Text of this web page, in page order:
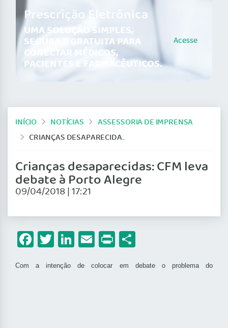
Prescrição Eletrônica
UMA SOLUÇÃO SIMPLES,
SEGURA E GRATUITA PARA
CONECTAR MÉDICOS,
PACIENTES E FARMACÊUTICOS.
Acesse
INÍCIO NOTÍCIAS
ASSESSORIA DE IMPRENSA
CRIANÇAS DESAPARECIDAS: CFM LEVA DEBATE À PORTO ALEGRE
Crianças desaparecidas: CFM leva
debate à Porto Alegre
09/04/2018 | 17:21
Facebook
Twitter
LinkedIn
Email
Print
Com a intenção de colocar em debate o problema do